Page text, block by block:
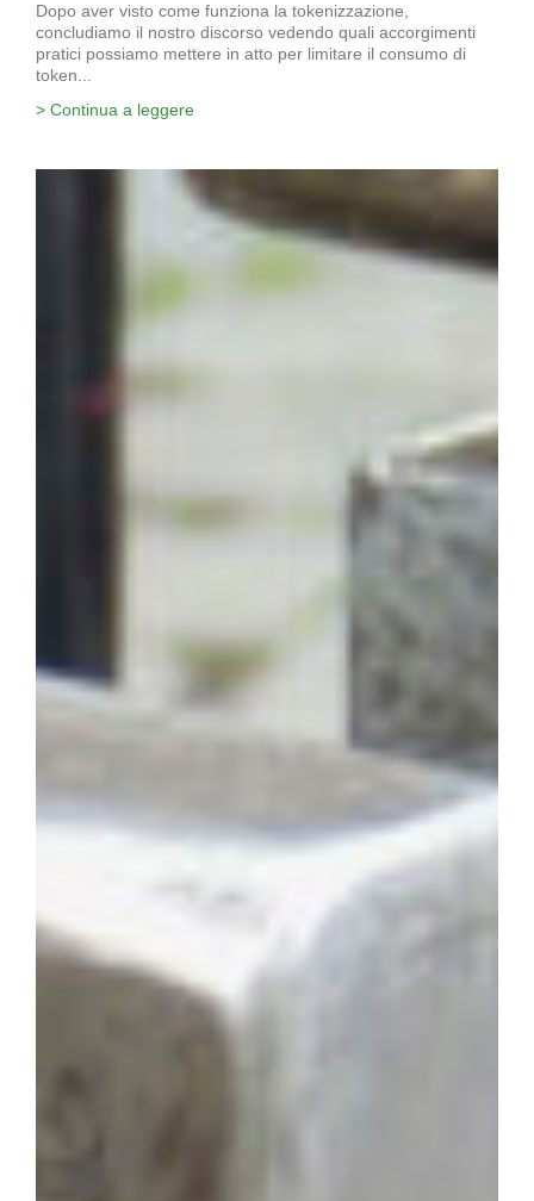
Dopo aver visto come funziona la tokenizzazione,
concludiamo il nostro discorso vedendo quali accorgimenti
pratici possiamo mettere in atto per limitare il consumo di
token...
> Continua a leggere